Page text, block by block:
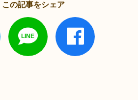
この記事をシェア